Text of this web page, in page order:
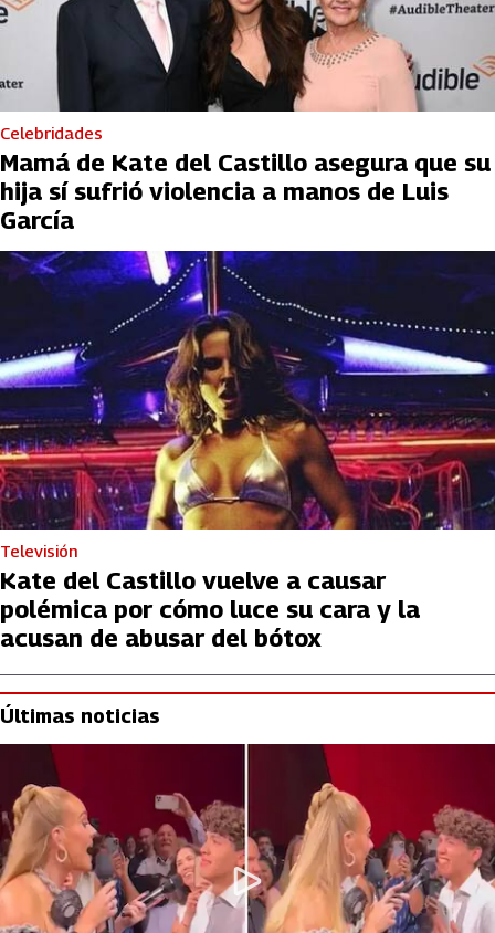
Celebridades
Mamá de Kate del Castillo asegura que su
hija sí sufrió violencia a manos de Luis
García
Televisión
Kate del Castillo vuelve a causar
polémica por cómo luce su cara y la
acusan de abusar del bótox
Últimas noticias